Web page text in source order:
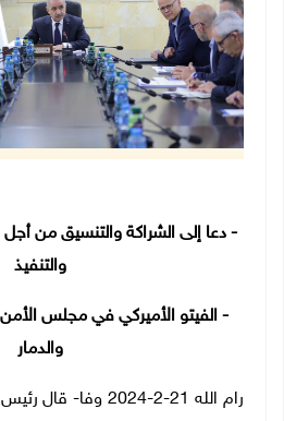
- دعا إلى الشراكة والتنسيق من أجل
والتنفيذ
- الفيتو الأميركي في مجلس
والدمار
رام الله 21-2-2024